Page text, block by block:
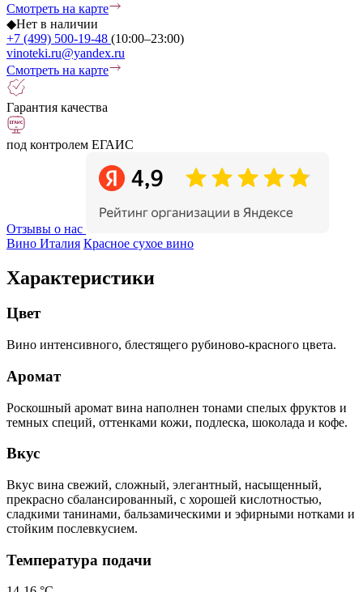
Смотреть на карте
◆Нет в наличии
+7 (499) 500-19-48 (10:00–23:00)
vinoteki.ru@yandex.ru
Смотреть на карте
Гарантия качества
под контролем ЕГАИС
Отзывы о нас
Вино Италия Красное сухое вино
Характеристики
Цвет
Вино интенсивного, блестящего рубиново-красного цвета.
Аромат
Роскошный аромат вина наполнен тонами спелых фруктов и
темных специй, оттенками кожи, подлеска, шоколада и кофе.
Вкус
Вкус вина свежий, сложный, элегантный, насыщенный,
прекрасно сбалансированный, с хорошей кислотностью,
сладкими танинами, бальзамическими и эфирными нотками и
стойким послевкусием.
Температура подачи